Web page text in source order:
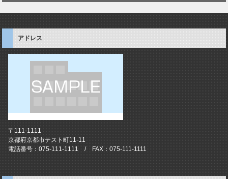
アドレス
〒111-1111
京都府京都市テスト町11-11
電話番号：075-111-1111 / FAX：075-111-1111